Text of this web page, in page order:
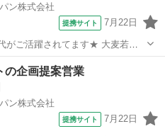
ン株式会社
提携サイト 7月22日
活躍されてます★ 大麦若
ます。 青汁の原料とな
「桑の葉」などの乾燥粉末原料
の企画提案営業
ン株式会社
提携サイト 7月22日